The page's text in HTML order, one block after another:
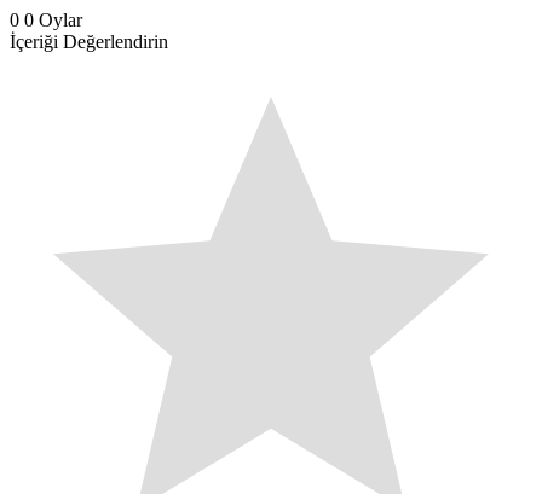
0 0 Oylar
İçeriği Değerlendirin